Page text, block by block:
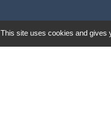
This site uses cookies and gives